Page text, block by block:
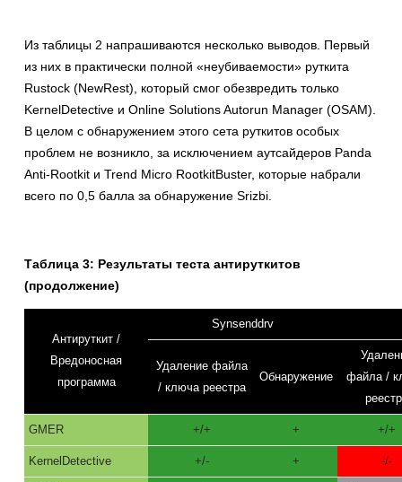
Из таблицы 2 напрашиваются несколько выводов. Первый
из них в практически полной «неубиваемости» руткита
Rustock (NewRest), который смог обезвредить только
KernelDetective и Online Solutions Autorun Manager (OSAM).
В целом с обнаружением этого сета руткитов особых
проблем не возникло, за исключением аутсайдеров Panda
Anti-Rootkit и Trend Micro RootkitBuster, которые набрали
всего по 0,5 балла за обнаружение Srizbi.
Таблица 3: Результаты теста антируткитов
(продолжение)
Антируткит /
Вредоносная
программа
Synsenddrv
Удаление файла
/ ключа реестра
Обнаружение
файла /
GMER +/+ + +/+
KernelDetective +/- + -/-